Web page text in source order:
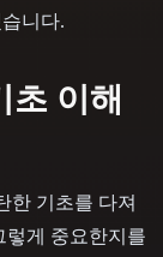
니다.
초 이해
한 기초를 다져
렇게 중요한지를